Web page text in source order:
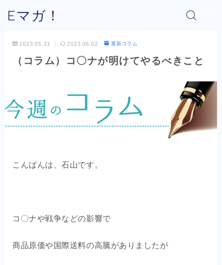
Eマガ！
Eマガ！とは？
公式メルマガ
2023.05.31 2023.06.02 最新コラム
（コラム）コ〇ナが明けてやるべきこと
こんばんは、石山です。
コ〇ナや戦争などの影響で
商品原価や国際送料の高騰がありましたが